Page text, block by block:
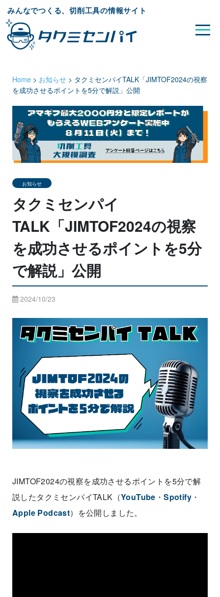
みんなでつくる、切削工具の情報サイト
Home > お知らせ > タクミセンパイTALK「JIMTOF2024の視察
を成功させるポイントを5分で解説」公開
お知らせ
タクミセンパイ
TALK「JIMTOF2024の視察
を成功させるポイントを5分
で解説」公開
2024/10/23
JIMTOF2024の視察を成功させるポイントを5分で解
説したタクミセンパイTALK（YouTube ・Spotify ・
Apple Podcast）を公開しました。